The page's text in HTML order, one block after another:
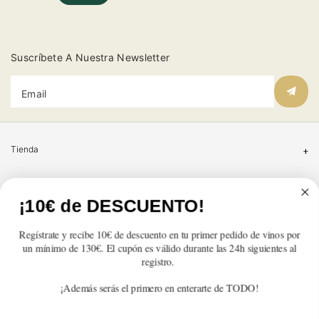
Suscríbete A Nuestra Newsletter
Email
Tienda
Categorías
Información
¡10€ de DESCUENTO!
Regístrate y recibe 10€ de descuento en tu primer pedido de vinos por
un mínimo de 130€. El cupón es válido durante las 24h siguientes al
registro.
¡Además serás el primero en enterarte de TODO!